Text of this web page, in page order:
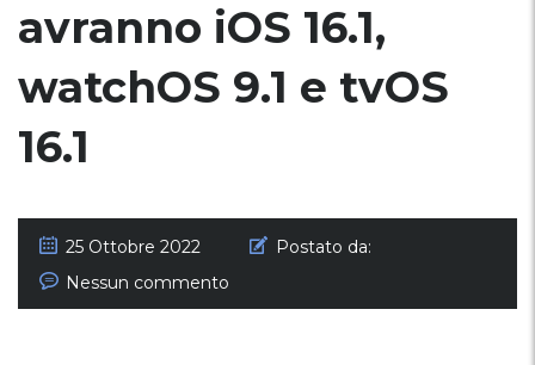
avranno iOS 16.1,
watchOS 9.1 e tvOS
16.1
25 Ottobre 2022
Postato da:
Nessun commento